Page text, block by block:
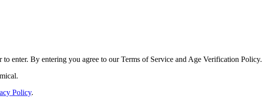
enter. By entering you agree to our Terms of Service and Age Verification Policy.
Policy.